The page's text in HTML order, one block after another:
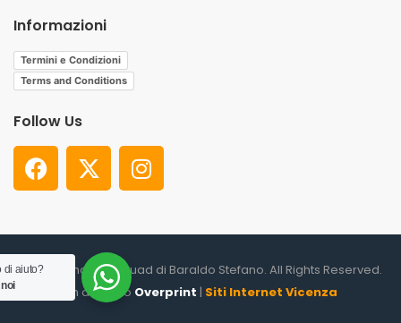
Informazioni
Termini e Condizioni
Terms and Conditions
Follow Us
© 2026. Shooter Squad di Baraldo Stefano. All Rights Reserved.
un altro sito Overprint | Siti Internet Vicenza
di aiuto?